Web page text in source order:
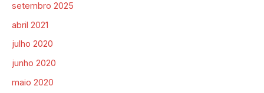
setembro 2025
abril 2021
julho 2020
junho 2020
maio 2020